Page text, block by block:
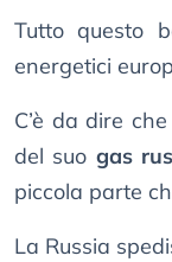
Tutto questo
energetici
C’è da dire
del suo gas
piccola parte
La Russia